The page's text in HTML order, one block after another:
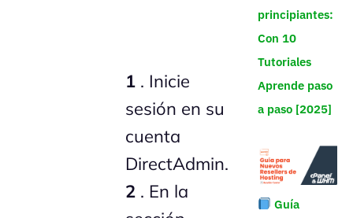
1 . Inicie
sesión en su
cuenta
DirectAdmin.
2 . En la
principiantes:
Con 10
Tutoriales
Aprende paso
a paso [2025]
Guía